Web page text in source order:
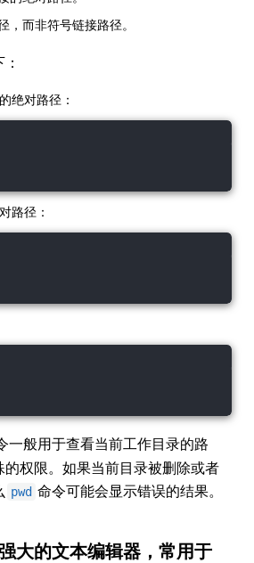
，而非符号链接路径。
绝对路径：
路径：
一般用于查看当前工作目录的路
权限。如果当前目录被删除或者
pwd 命令可能会显示错误的结果。
大的文本编辑器，常用于